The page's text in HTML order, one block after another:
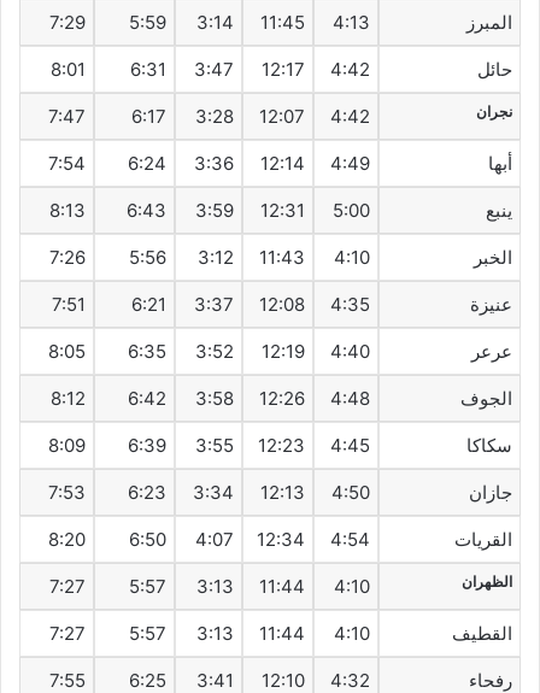
المبرز 4:13
11:45
3:14
5:59
7:29
حائل 4:42
12:17
3:47
6:31
8:01
نجران 4:42
12:07
3:28
6:17
7:47
أبها 4:49
12:14
3:36
6:24
7:54
ينبع 5:00
12:31
3:59
6:43
8:13
الخبر 4:10
11:43
3:12
5:56
7:26
عنيزة 4:35
12:08
3:37
6:21
7:51
عرعر 4:40
12:19
3:52
6:35
8:05
الجوف 4:48
12:26
3:58
6:42
8:12
سكاكا 4:45
12:23
3:55
6:39
8:09
جازان 4:50
12:13
3:34
6:23
7:53
القريات 4:54
12:34
4:07
6:50
8:20
الظهران 4:10
11:44
3:13
5:57
7:27
القطيف‎ 4:10
11:44
3:13
5:57
7:27
رفحاء 4:32
12:10
3:41
6:25
7:55